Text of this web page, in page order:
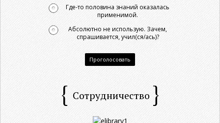
Где-то половина знаний оказалась
применимой.
Абсолютно не использую. Зачем,
спрашивается, учил(ся/ась)?
Проголосовать
Сотрудничество